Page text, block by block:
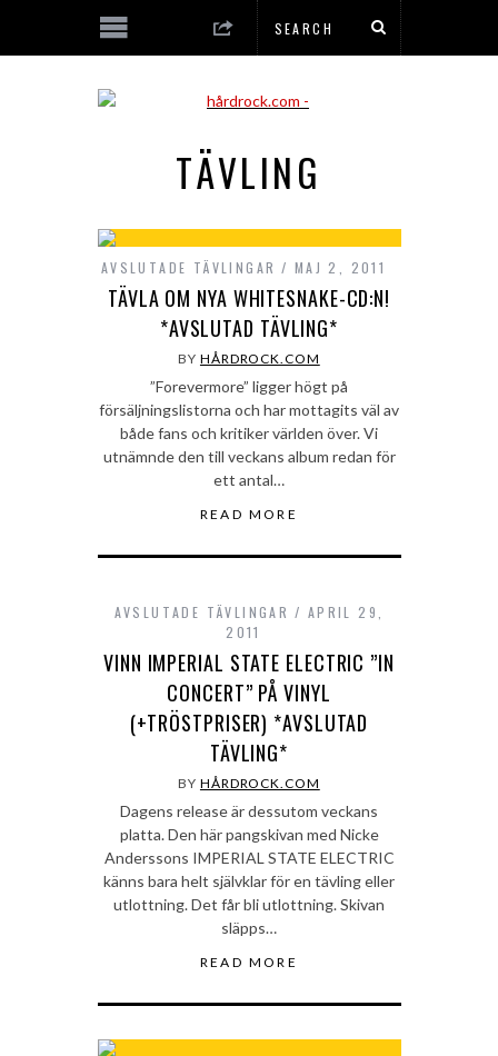
TÄVLING
AVSLUTADE TÄVLINGAR MAJ 2, 2011
TÄVLA OM NYA WHITESNAKE-CD:N!
*AVSLUTAD TÄVLING*
BY HÅRDROCK.COM
”Forevermore” ligger högt på
försäljningslistorna och har mottagits väl av
både fans och kritiker världen över. Vi
utnämnde den till veckans album redan för
ett antal…
READ MORE
AVSLUTADE TÄVLINGAR
APRIL 29,
2011
VINN IMPERIAL STATE ELECTRIC ”IN
CONCERT” PÅ VINYL
(+TRÖSTPRISER) *AVSLUTAD
TÄVLING*
BY HÅRDROCK.COM
Dagens release är dessutom veckans
platta. Den här pangskivan med Nicke
Anderssons IMPERIAL STATE ELECTRIC
känns bara helt självklar för en tävling eller
utlottning. Det får bli utlottning. Skivan
släpps…
READ MORE